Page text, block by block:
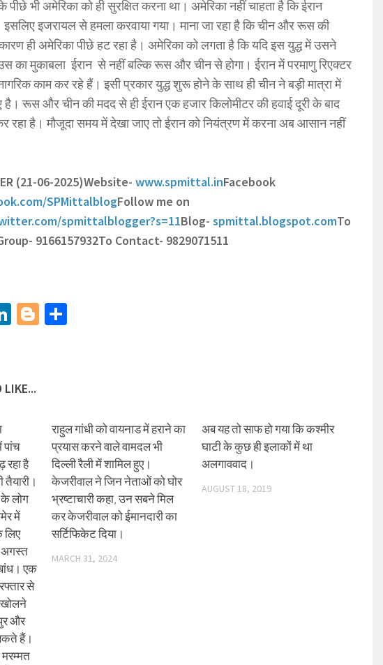
भी अमेरिका को ही सुरक्षित करना था। अमेरिका नहीं चाहता है कि ईरान
इजरायल से हमला करवाया गया। माना जा रहा है कि चीन और रूस की
ही अमेरिका पीछे हट रहा है। अमेरिका को लगता है कि यदि इस युद्ध में उसने
का मुकाबला ईरान से नहीं बल्कि रूस और चीन से होगा। ईरान में परमाणु रिएक्टर
काम कर रहे हैं। इसी प्रकार युद्ध शुरू होने के साथ ही चीन ने बड़ी मात्रा में
है। रूस और चीन की मदद से ही ईरान एक हजार किलोमीटर की हवाई दूरी के बाद
रहा है। मौजूदा समय में देखा जाए तो ईरान को नियंत्रण में करना अब आसान नहीं
(21-06-2025)Website- www.spmittal.inFacebook
SPMittalblogFollow me on
spmittalblogger?s=11Blog- spmittal.blogspot.comTo
9166157932To Contact- 9829071511
LinkedIn
Blogger
LIKE...
पांच
रहा है
लोग
में
लिए
अगस्त
एक
से
और
हैं।
राहुल गांधी को वायनाड में हराने का
प्रयास करने वाले वामदल भी
दिल्ली रैली में शामिल हुए।
केजरीवाल ने जिन नेताओं को घोर
भ्रष्टाचारी कहा, उन सबने मिल
कर केजरीवाल को ईमानदारी का
सर्टिफिकेट दिया।
MARCH 31, 2024
अब यह तो साफ हो गया कि कश्मीर
घाटी के कुछ ही इलाकों में था
अलगाववाद।
AUGUST 18, 2019